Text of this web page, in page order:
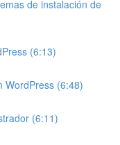
de instalación de
(6:13)
WordPress (6:48)
(6:11)